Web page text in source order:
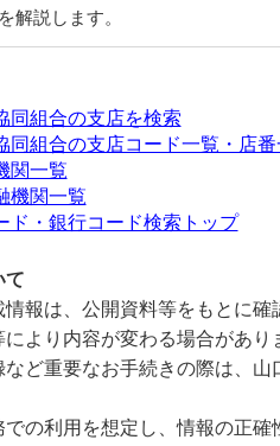
解説します。
同組合の支店を検索
同組合の支店コード一覧・店番
関一覧
機関一覧
ド・銀行コード検索トップ
て
報は、公開資料等をもとに
より内容が変わる場合があり
ど重要なお手続きの際は、
の利用を想定し、情報の正確